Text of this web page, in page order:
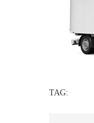
TAG: